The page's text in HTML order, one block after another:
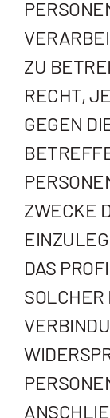
ZU
RECHT,
GEGEN
ZWECKE
DAS
SOLCHER